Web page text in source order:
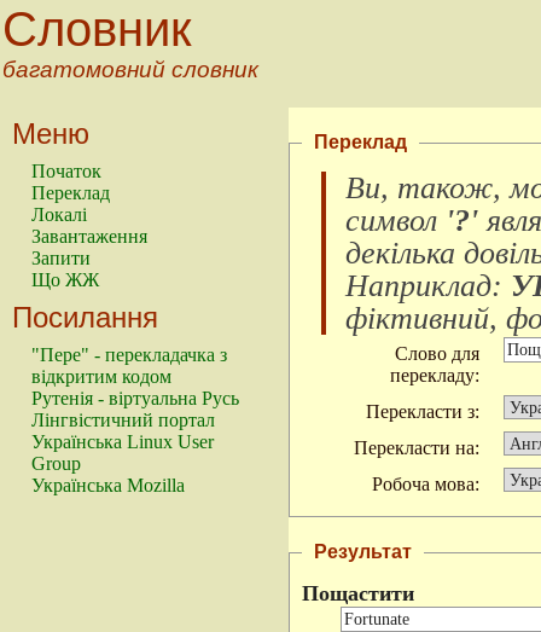
Словник
багатомовний словник
Меню
Початок
Переклад
Локалі
Завантаження
Запити
Що ЖЖ
Посилання
"Пере" - перекладачка з
відкритим кодом
Рутенія - віртуальна Русь
Лінгвістичний портал
Українська Linux User
Group
Українська Mozilla
Переклад
Ви, також,
символ '?'
декілька
Наприклад:
фіктивний,
Слово для
перекладу:
Перекласти з:
Перекласти на:
Робоча мова:
Результат
Пощастити